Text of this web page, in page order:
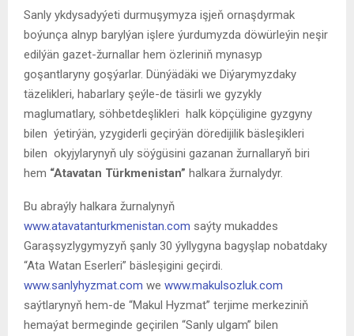
Sanly ykdysadyýeti durmuşymyza işjeň ornaşdyrmak
boýunça alnyp barylýan işlere ýurdumyzda döwürleýin neşir
edilýän gazet-žurnallar hem özleriniň mynasyp
goşantlaryny goşýarlar. Dünýädäki we Diýarymyzdaky
täzelikleri, habarlary şeýle-de täsirli we gyzykly
maglumatlary, söhbetdeşlikleri halk köpçüligine gyzgyny
bilen ýetirýän, yzygiderli geçirýän döredijilik bäsleşikleri
bilen okyjylarynyň uly söýgüsini gazanan žurnallaryň biri
hem “Atavatan Türkmenistan” halkara žurnalydyr.
Bu abraýly halkara žurnalynyň
www.atavatanturkmenistan.com saýty mukaddes
Garaşsyzlygymyzyň şanly 30 ýyllygyna bagyşlap nobatdaky
“Ata Watan Eserleri” bäsleşigini geçirdi.
www.sanlyhyzmat.com we www.makulsozluk.com
saýtlarynyň hem-de “Makul Hyzmat” terjime merkeziniň
hemaýat bermeginde geçirilen “Sanly ulgam” bilen